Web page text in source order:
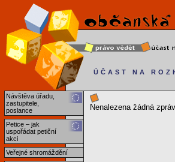
Návštěva úřadu,
zastupitele,
poslance
Petice – jak
uspořádat petiční
akci
Veřejné shromáždění
ÚČAST NA
Nenalezena žádná